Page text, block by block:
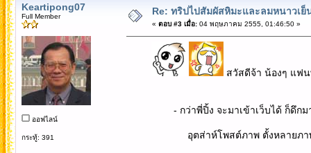
Keartipong07
Full Member
ออฟไลน์
กระทู้: 391
Re: ทริปไปสัมผัสหิมะและลมหนาวเย็
« ตอบ #3 เมื่อ:04 พฤษภาคม 2555, 01:46:50 »
สวัสดีจ้า น้องๆ แฟ
- กว่าพี่ปิ้ง จะมาเข้าเว็บได้ ก็ดึกมาก
อุตส่าห์โพสต์ภาพ ตั้งหลายภาพม